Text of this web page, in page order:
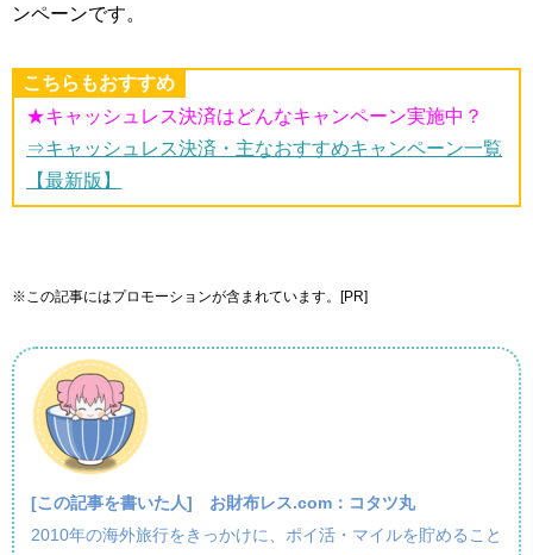
ンペーンです。
こちらもおすすめ
★キャッシュレス決済はどんなキャンペーン実施中？
⇒キャッシュレス決済・主なおすすめキャンペーン一覧
【最新版】
※この記事にはプロモーションが含まれています。[PR]
[この記事を書いた人] お財布レス.com：コタツ丸
2010年の海外旅行をきっかけに、ポイ活・マイルを貯めること